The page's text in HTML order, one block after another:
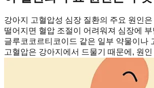
강아지 고혈압성 심장 질환의 주요 원인
떨어지면 혈압 조절이 어려워져 심장에
글루코코르티코이드 같은 일부 약물이나
고혈압은 강아지에서 드물기 때문에, 원